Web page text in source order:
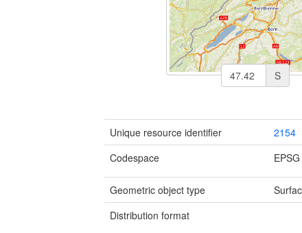
S
Unique resource identifier
2154
Codespace
EPSG
Geometric object type
Distribution format